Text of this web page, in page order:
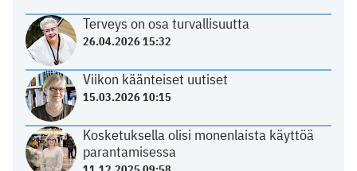
Terveys on osa turvallisuutta
26.04.2026 15:32
Viikon käänteiset uutiset
15.03.2026 10:15
Kosketuksella olisi monenlaista käyttöä
parantamisessa